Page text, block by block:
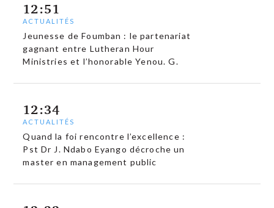
12:51
ACTUALITÉS
Jeunesse de Foumban : le partenariat
gagnant entre Lutheran Hour
Ministries et l’honorable Yenou. G.
12:34
ACTUALITÉS
Quand la foi rencontre l’excellence :
Pst Dr J. Ndabo Eyango décroche un
master en management public